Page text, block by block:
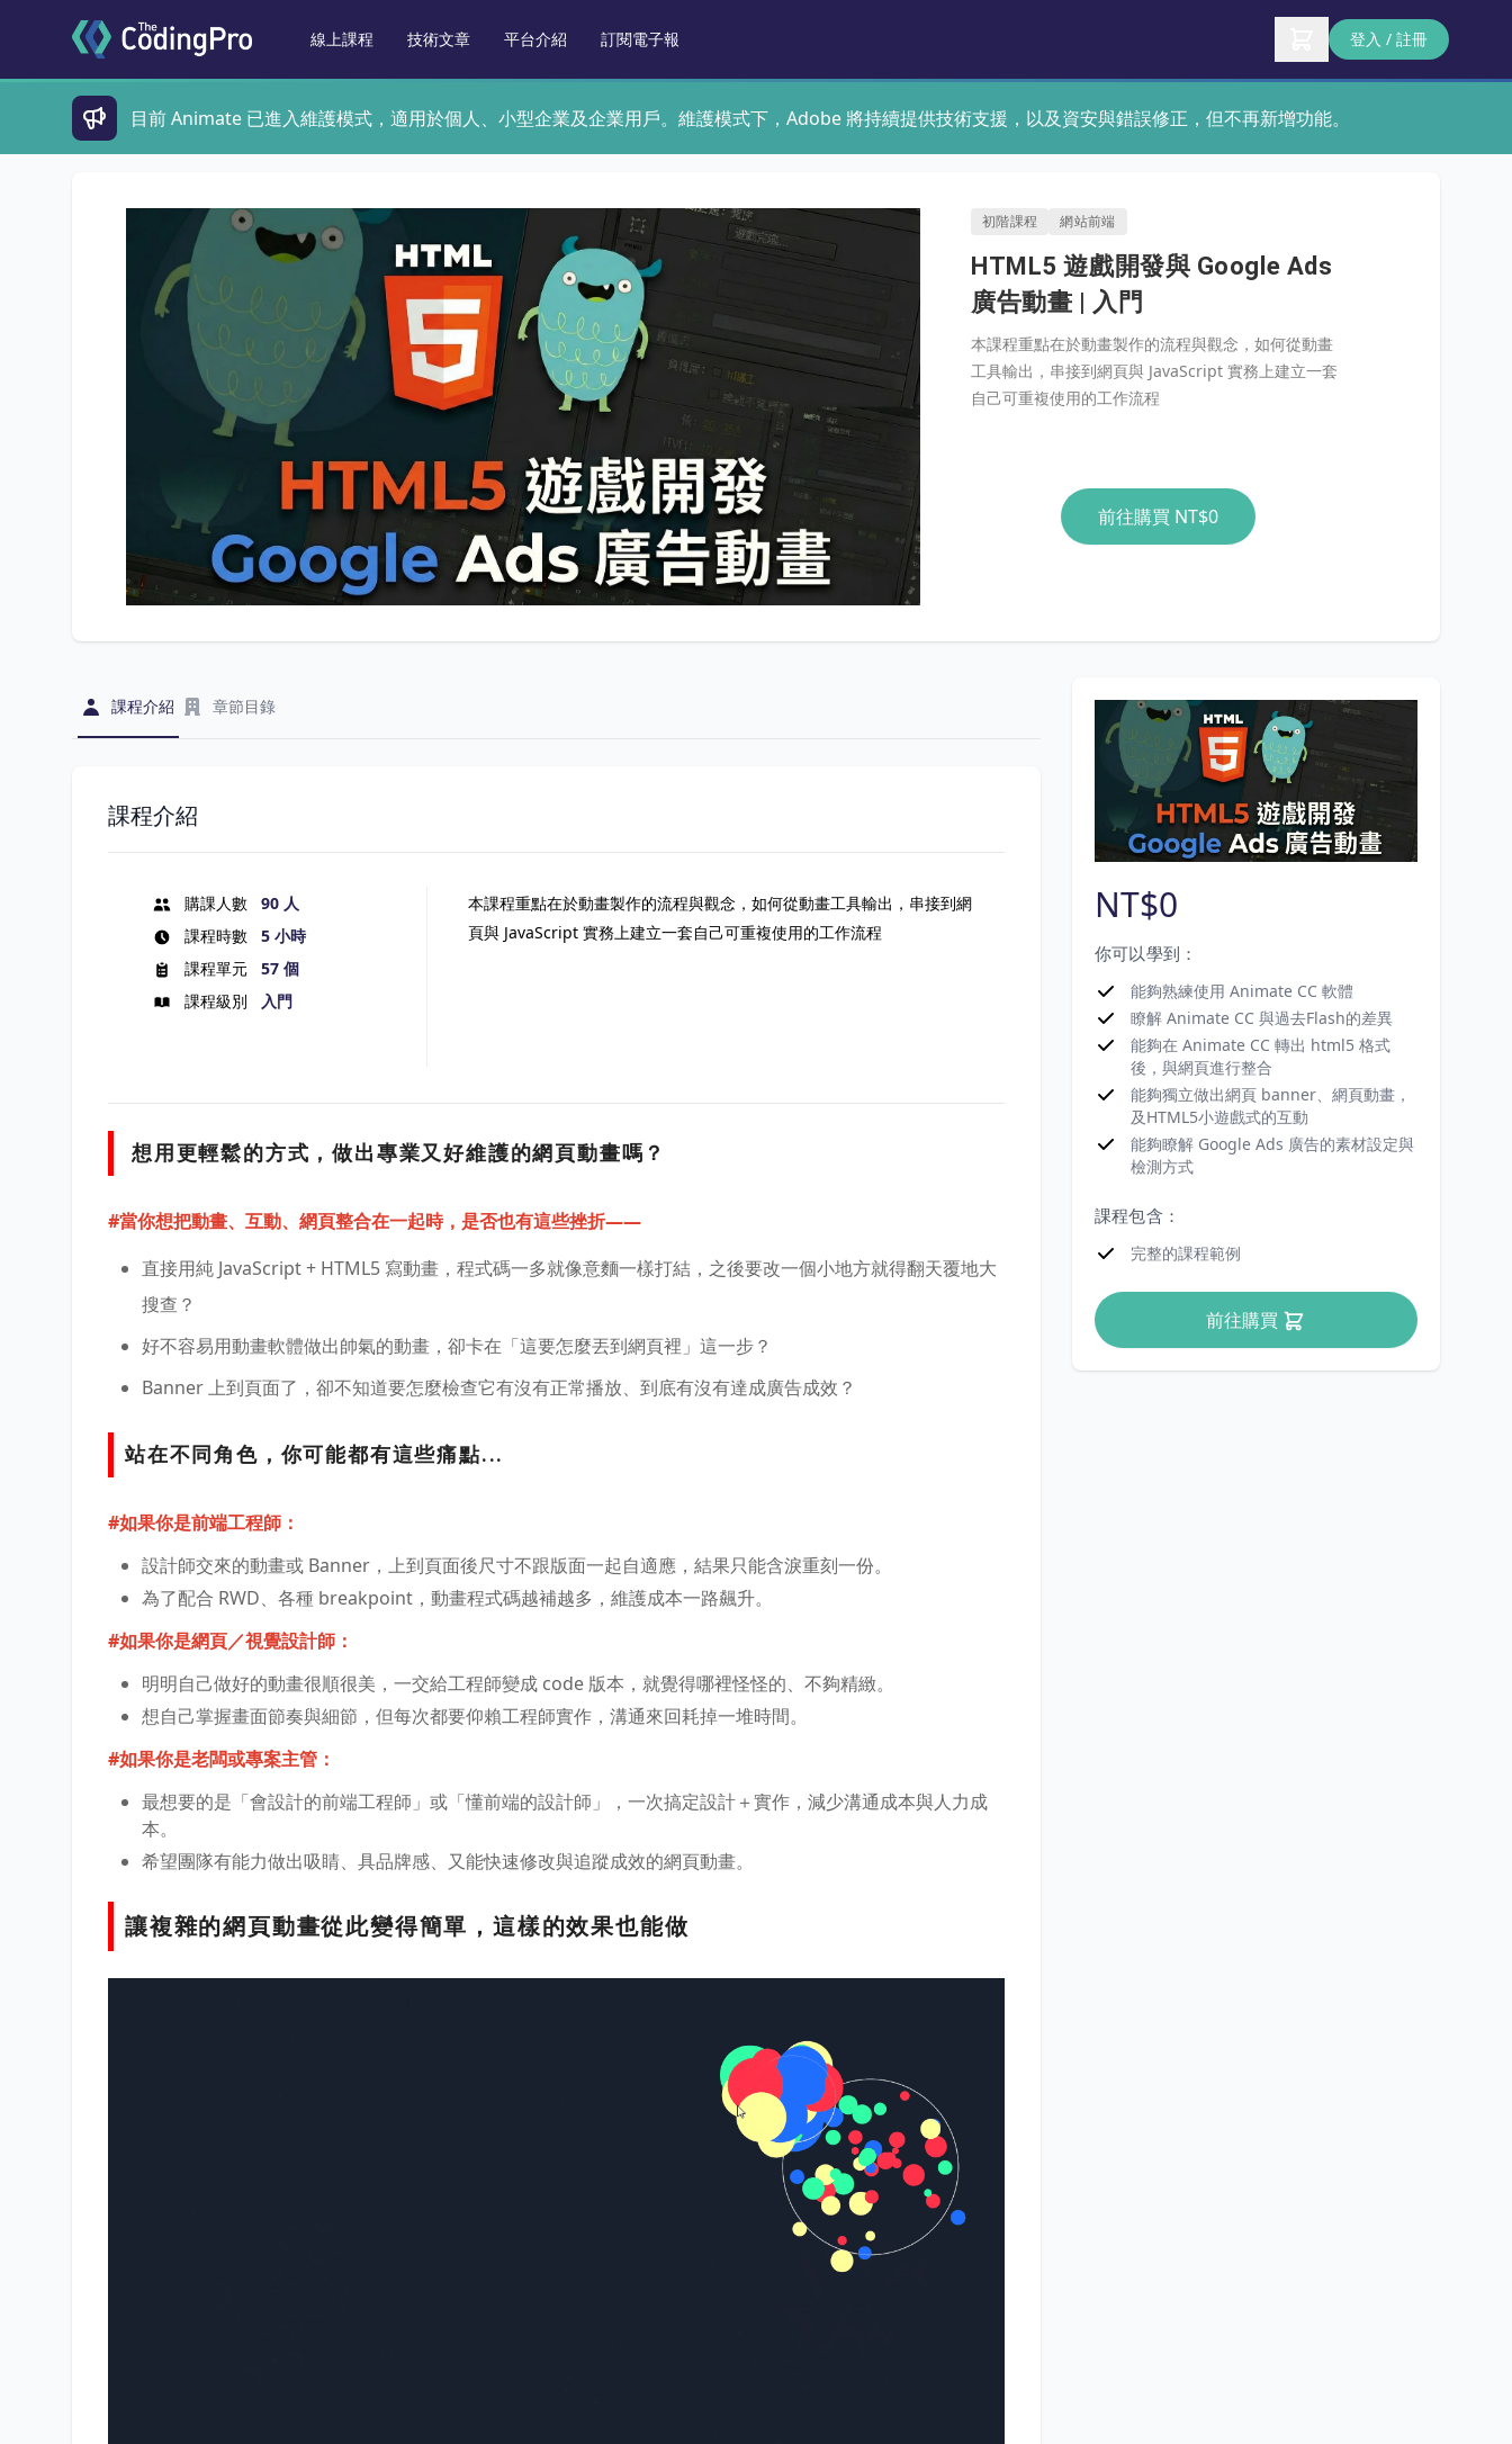
線上課程 技術文章 平台介紹 訂閱電子報 登入 / 註冊
目前 Animate 已進入維護模式，適用於個人、小型企業及企業用戶。維護模式下，Adobe 將持續提供技術支援，以及資安與錯誤修正，但不再新增功能。
初階課程 網站前端
HTML5 遊戲開發與 Google Ads
廣告動畫 | 入門
本課程重點在於動畫製作的流程與觀念，如何從動畫
工具輸出，串接到網頁與 JavaScript 實務上建立一套
自己可重複使用的工作流程
前往購買 NT$0
課程介紹 章節目錄
課程介紹
購課人數
90 人
課程時數
5 小時
課程單元
57 個
課程級別
入門
本課程重點在於動畫製作的流程與觀念，如何從動畫工具輸出，串接到網
頁與 JavaScript 實務上建立一套自己可重複使用的工作流程
想用更輕鬆的方式，做出專業又好維護的網頁動畫嗎？
#當你想把動畫、互動、網頁整合在一起時，是否也有這些挫折——
直接用純 JavaScript + HTML5 寫動畫，程式碼一多就像意麵一樣打結，之後要改一個小地方就得翻天覆地大
搜查？
好不容易用動畫軟體做出帥氣的動畫，卻卡在「這要怎麼丟到網頁裡」這一步？
Banner 上到頁面了，卻不知道要怎麼檢查它有沒有正常播放、到底有沒有達成廣告成效？
站在不同角色，你可能都有這些痛點...
#如果你是前端工程師：
設計師交來的動畫或 Banner，上到頁面後尺寸不跟版面一起自適應，結果只能含淚重刻一份。
為了配合 RWD、各種 breakpoint，動畫程式碼越補越多，維護成本一路飆升。
#如果你是網頁／視覺設計師：
明明自己做好的動畫很順很美，一交給工程師變成 code 版本，就覺得哪裡怪怪的、不夠精緻。
想自己掌握畫面節奏與細節，但每次都要仰賴工程師實作，溝通來回耗掉一堆時間。
#如果你是老闆或專案主管：
最想要的是「會設計的前端工程師」或「懂前端的設計師」，一次搞定設計＋實作，減少溝通成本與人力成
本。
希望團隊有能力做出吸睛、具品牌感、又能快速修改與追蹤成效的網頁動畫。
讓複雜的網頁動畫從此變得簡單，這樣的效果也能做
NT$0
你可以學到：
能夠熟練使用 Animate CC 軟體
瞭解 Animate CC 與過去Flash的差異
能夠在 Animate CC 轉出 html5 格式
後，與網頁進行整合
能夠獨立做出網頁 banner、網頁動畫，
及HTML5小遊戲式的互動
能夠瞭解 Google Ads 廣告的素材設定與
檢測方式
課程包含：
完整的課程範例
前往購買